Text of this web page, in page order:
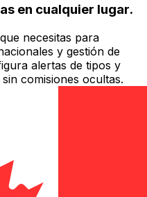
en cualquier lugar.
necesitas para
y gestión de
alertas de tipos y
comisiones ocultas.